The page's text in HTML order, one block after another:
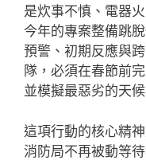
是炊事不慎、電器
今年的專案整備跳
預警、初期反應與
隊，必須在春節前
並模擬最惡劣的天
這項行動的核心精
消防局不再被動等